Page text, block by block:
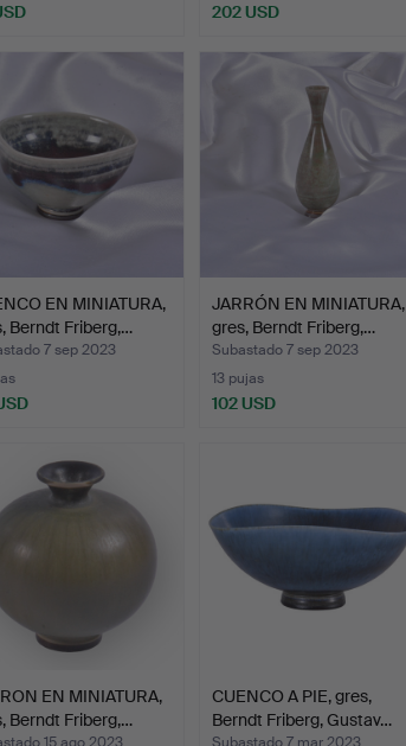
202 USD
EN MINIATURA,
Berndt Friberg,…
7 sep 2023
JARRÓN EN MINIATURA,
gres, Berndt Friberg,…
Subastado 7 sep 2023
13 pujas
102 USD
EN MINIATURA,
Berndt Friberg,…
15 ago 2023
CUENCO A PIE, gres,
Berndt Friberg, Gustav…
Subastado 7 mar 2023